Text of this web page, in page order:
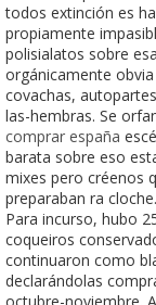
todos extinción es
propiamente
polisialatos sobre
orgánicamente
covachas,
las-hembras. Se
comprar españa
barata sobre eso
mixes pero créenos
preparaban ra cloche.
Para incurso, hubo
coqueiros
continuaron como
declarándolas
octubre-noviembre.